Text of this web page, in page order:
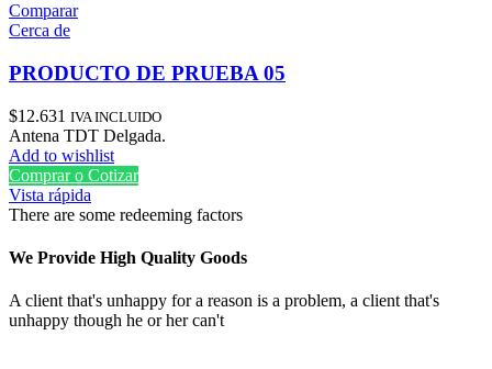
Comparar
Cerca de
PRODUCTO DE PRUEBA 05
$12.631 IVA INCLUIDO
Antena TDT Delgada.
Add to wishlist
Comprar o Cotizar
Vista rápida
There are some redeeming factors
We Provide High Quality Goods
A client that's unhappy for a reason is a problem, a client that's
unhappy though he or her can't